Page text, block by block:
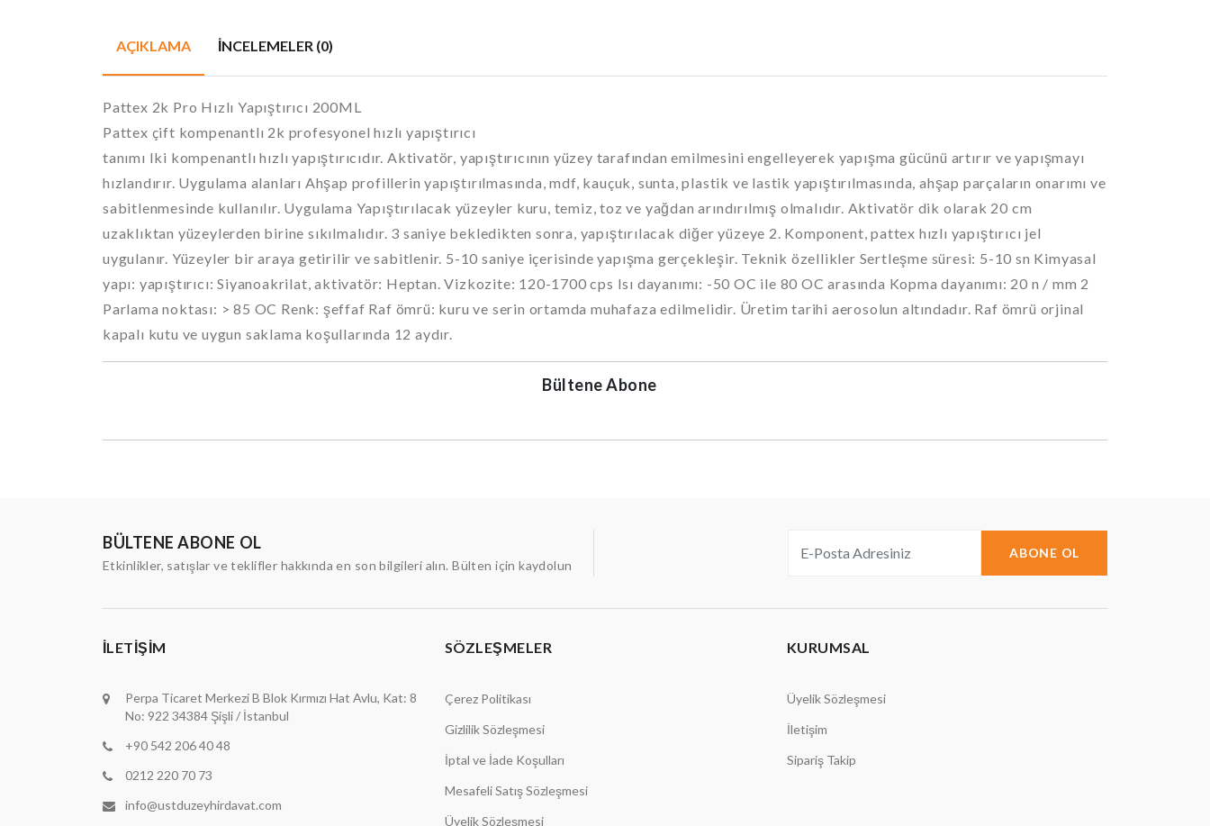
AÇIKLAMA İNCELEMELER (0)
Pattex 2k Pro Hızlı Yapıştırıcı 200ML
Pattex çift kompenantlı 2k profesyonel hızlı yapıştırıcı
tanımı Iki kompenantlı hızlı yapıştırıcıdır. Aktivatör, yapıştırıcının yüzey tarafından emilmesini engelleyerek yapışma gücünü artırır ve yapışmayı
hızlandırır. Uygulama alanları Ahşap profillerin yapıştırılmasında, mdf, kauçuk, sunta, plastik ve lastik yapıştırılmasında, ahşap parçaların onarımı ve
sabitlenmesinde kullanılır. Uygulama Yapıştırılacak yüzeyler kuru, temiz, toz ve yağdan arındırılmış olmalıdır. Aktivatör dik olarak 20 cm
uzaklıktan yüzeylerden birine sıkılmalıdır. 3 saniye bekledikten sonra, yapıştırılacak diğer yüzeye 2. Komponent, pattex hızlı yapıştırıcı jel
uygulanır. Yüzeyler bir araya getirilir ve sabitlenir. 5-10 saniye içerisinde yapışma gerçekleşir. Teknik özellikler Sertleşme süresi: 5-10 sn Kimyasal
yapı: yapıştırıcı: Siyanoakrilat, aktivatör: Heptan. Vizkozite: 120-1700 cps Isı dayanımı: -50 OC ile 80 OC arasında Kopma dayanımı: 20 n / mm 2
Parlama noktası: > 85 OC Renk: şeffaf Raf ömrü: kuru ve serin ortamda muhafaza edilmelidir. Üretim tarihi aerosolun altındadır. Raf ömrü orjinal
kapalı kutu ve uygun saklama koşullarında 12 aydır.
Bültene Abone
BÜLTENE ABONE OL
Etkinlikler, satışlar ve teklifler hakkında en son bilgileri alın. Bülten için kaydolun
ABONE OL
İLETIŞIM
Perpa Ticaret Merkezi B Blok Kırmızı Hat Avlu, Kat: 8
No: 922 34384 Şişli / İstanbul
+90 542 206 40 48
0212 220 70 73
info@ustduzeyhirdavat.com
SÖZLEŞMELER
Çerez Politikası
Gizlilik Sözleşmesi
İptal ve İade Koşulları
Mesafeli Satış Sözleşmesi
Üyelik Sözleşmesi
KURUMSAL
Üyelik Sözleşmesi
İletişim
Sipariş Takip